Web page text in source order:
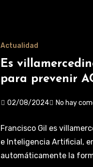
Actualidad
Es
para prevenir
02/08/2024 No hay
Francisco Gil es
e Inteligencia Artificial,
automáticamente la